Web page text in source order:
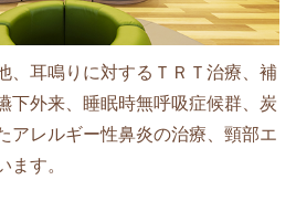
、耳鳴りに対するＴＲＴ治療、補
下外来、睡眠時無呼吸症候群、炭
アレルギー性鼻炎の治療、頸部エ
ます。